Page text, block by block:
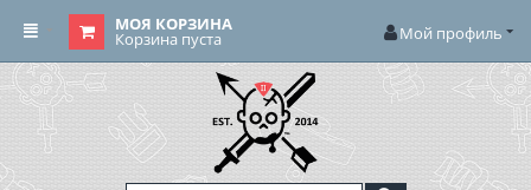
МОЯ КОРЗИНА
Корзина пуста Мой профиль